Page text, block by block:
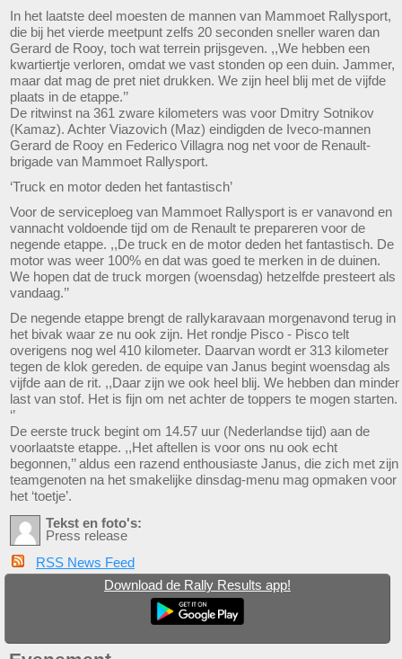
In het laatste deel moesten de mannen van Mammoet Rallysport,
die bij het vierde meetpunt zelfs 20 seconden sneller waren dan
Gerard de Rooy, toch wat terrein prijsgeven. ,,We hebben een
kwartiertje verloren, omdat we vast stonden op een duin. Jammer,
maar dat mag de pret niet drukken. We zijn heel blij met de vijfde
plaats in de etappe.’’
De ritwinst na 361 zware kilometers was voor Dmitry Sotnikov
(Kamaz). Achter Viazovich (Maz) eindigden de Iveco-mannen
Gerard de Rooy en Federico Villagra nog net voor de Renault-
brigade van Mammoet Rallysport.
‘Truck en motor deden het fantastisch’
Voor de serviceploeg van Mammoet Rallysport is er vanavond en
vannacht voldoende tijd om de Renault te prepareren voor de
negende etappe. ,,De truck en de motor deden het fantastisch. De
motor was weer 100% en dat was goed te merken in de duinen.
We hopen dat de truck morgen (woensdag) hetzelfde presteert als
vandaag.’’
De negende etappe brengt de rallykaravaan morgenavond terug in
het bivak waar ze nu ook zijn. Het rondje Pisco - Pisco telt
overigens nog wel 410 kilometer. Daarvan wordt er 313 kilometer
tegen de klok gereden. de equipe van Janus begint woensdag als
vijfde aan de rit. ,,Daar zijn we ook heel blij. We hebben dan minder
last van stof. Het is fijn om net achter de toppers te mogen starten.
‘’
De eerste truck begint om 14.57 uur (Nederlandse tijd) aan de
voorlaatste etappe. ,,Het aftellen is voor ons nu ook echt
begonnen,’’ aldus een razend enthousiaste Janus, die zich met zijn
teamgenoten na het smakelijke dinsdag-menu mag opmaken voor
het ‘toetje’.
Tekst en foto's:
Press release
RSS News Feed
Download de Rally Results app!